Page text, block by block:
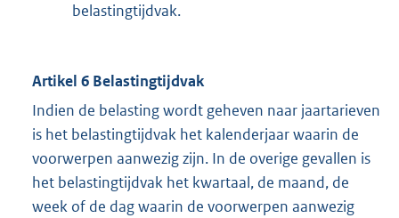
belastingtijdvak.
Artikel 6 Belastingtijdvak
Indien de belasting wordt geheven naar jaartarieven
is het belastingtijdvak het kalenderjaar waarin de
voorwerpen aanwezig zijn. In de overige gevallen is
het belastingtijdvak het kwartaal, de maand, de
week of de dag waarin de voorwerpen aanwezig